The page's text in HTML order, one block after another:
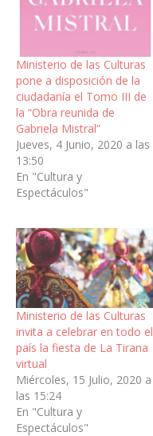
Ministerio de las Culturas
pone a disposición de la
ciudadanía el Tomo III de
la “Obra reunida de
Gabriela Mistral”
Jueves, 4 Junio, 2020 a las
13:50
En "Cultura y
Espectáculos"
Ministerio de las Culturas
invita a celebrar en todo el
país la fiesta de La Tirana
virtual
Miércoles, 15 Julio, 2020 a
las 15:24
En "Cultura y
Espectáculos"